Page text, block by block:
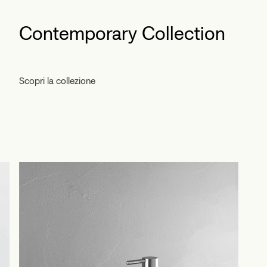
Contemporary Collection
Scopri la collezione